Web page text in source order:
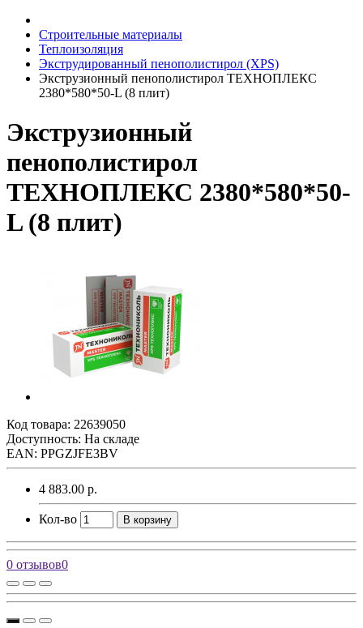
Строительные материалы
Теплоизоляция
Экструдированный пенополистирол (XPS)
Экструзионный пенополистирол ТЕХНОПЛЕКС
2380*580*50-L (8 плит)
Экструзионный
пенополистирол
ТЕХНОПЛЕКС 2380*580*50-
L (8 плит)
Код товара: 22639050
Доступность: На складе
EAN: PPGZJFE3BV
4 883.00 р.
Кол-во В корзину
0 отзывов0